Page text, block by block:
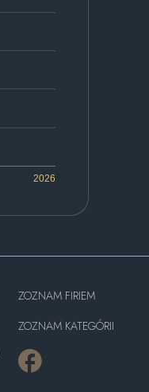
2026
ZOZNAM FIRIEM
ZOZNAM KATEGÓRII